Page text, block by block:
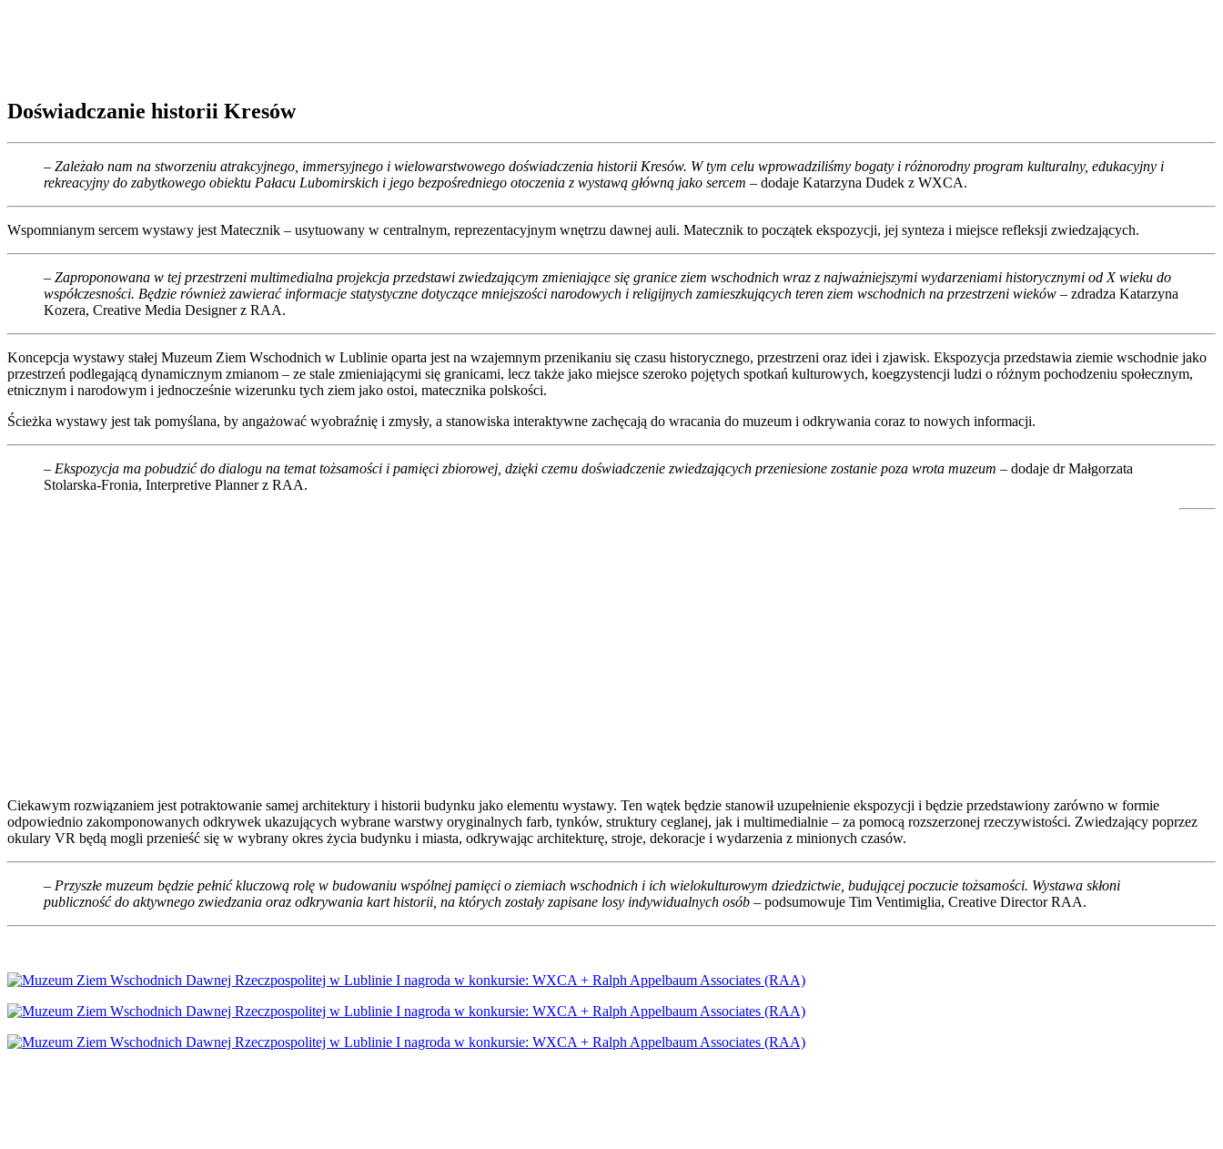
Doświadczanie historii Kresów
– Zależało nam na stworzeniu atrakcyjnego, immersyjnego i wielowarstwowego doświadczenia historii Kresów. W tym celu wprowadziliśmy bogaty i różnorodny program kulturalny, edukacyjny i
rekreacyjny do zabytkowego obiektu Pałacu Lubomirskich i jego bezpośredniego otoczenia z wystawą główną jako sercem – dodaje Katarzyna Dudek z WXCA.
Wspomnianym sercem wystawy jest Matecznik – usytuowany w centralnym, reprezentacyjnym wnętrzu dawnej auli. Matecznik to początek ekspozycji, jej synteza i miejsce refleksji zwiedzających.
– Zaproponowana w tej przestrzeni multimedialna projekcja przedstawi zwiedzającym zmieniające się granice ziem wschodnich wraz z najważniejszymi wydarzeniami historycznymi od X wieku do
współczesności. Będzie również zawierać informacje statystyczne dotyczące mniejszości narodowych i religijnych zamieszkujących teren ziem wschodnich na przestrzeni wieków – zdradza Katarzyna
Kozera, Creative Media Designer z RAA.
Koncepcja wystawy stałej Muzeum Ziem Wschodnich w Lublinie oparta jest na wzajemnym przenikaniu się czasu historycznego, przestrzeni oraz idei i zjawisk. Ekspozycja przedstawia ziemie wschodnie jako
przestrzeń podlegającą dynamicznym zmianom – ze stale zmieniającymi się granicami, lecz także jako miejsce szeroko pojętych spotkań kulturowych, koegzystencji ludzi o różnym pochodzeniu społecznym,
etnicznym i narodowym i jednocześnie wizerunku tych ziem jako ostoi, matecznika polskości.
Ścieżka wystawy jest tak pomyślana, by angażować wyobraźnię i zmysły, a stanowiska interaktywne zachęcają do wracania do muzeum i odkrywania coraz to nowych informacji.
– Ekspozycja ma pobudzić do dialogu na temat tożsamości i pamięci zbiorowej, dzięki czemu doświadczenie zwiedzających przeniesione zostanie poza wrota muzeum – dodaje dr Małgorzata
Stolarska-Fronia, Interpretive Planner z RAA.
Ciekawym rozwiązaniem jest potraktowanie samej architektury i historii budynku jako elementu wystawy. Ten wątek będzie stanowił uzupełnienie ekspozycji i będzie przedstawiony zarówno w formie
odpowiednio zakomponowanych odkrywek ukazujących wybrane warstwy oryginalnych farb, tynków, struktury ceglanej, jak i multimedialnie – za pomocą rozszerzonej rzeczywistości. Zwiedzający poprzez
okulary VR będą mogli przenieść się w wybrany okres życia budynku i miasta, odkrywając architekturę, stroje, dekoracje i wydarzenia z minionych czasów.
– Przyszłe muzeum będzie pełnić kluczową rolę w budowaniu wspólnej pamięci o ziemiach wschodnich i ich wielokulturowym dziedzictwie, budującej poczucie tożsamości. Wystawa skłoni
publiczność do aktywnego zwiedzania oraz odkrywania kart historii, na których zostały zapisane losy indywidualnych osób – podsumowuje Tim Ventimiglia, Creative Director RAA.